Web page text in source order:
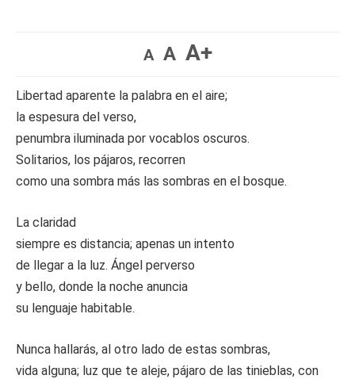
A A A+
Libertad aparente la palabra en el aire;
la espesura del verso,
penumbra iluminada por vocablos oscuros.
Solitarios, los pájaros, recorren
como una sombra más las sombras en el bosque.
La claridad
siempre es distancia; apenas un intento
de llegar a la luz. Ángel perverso
y bello, donde la noche anuncia
su lenguaje habitable.
Nunca hallarás, al otro lado de estas sombras,
vida alguna; luz que te aleje, pájaro de las tinieblas, con